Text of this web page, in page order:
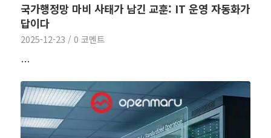
국가행정망 마비 사태가 남긴 교훈: IT 운영 자동화가
답이다
2025-12-23 / 0 코멘트
…